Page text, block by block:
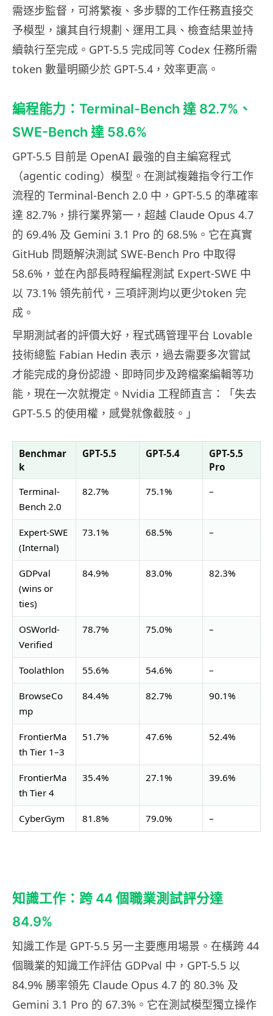
需逐步監督，可將繁複、多步驟的工作任務直接交
予模型，讓其自行規劃、運用工具、檢查結果並持
續執行至完成。GPT-5.5 完成同等 Codex 任務所需
token 數量明顯少於 GPT-5.4，效率更高。
編程能力：Terminal-Bench 達 82.7%、
SWE-Bench 達 58.6%
GPT-5.5 目前是 OpenAI 最強的自主編寫程式
（agentic coding）模型。在測試複雜指令行工作
流程的 Terminal-Bench 2.0 中，GPT-5.5 的準確率
達 82.7%，排行業界第一，超越 Claude Opus 4.7
的 69.4% 及 Gemini 3.1 Pro 的 68.5%。它在真實
GitHub 問題解決測試 SWE-Bench Pro 中取得
58.6%，並在內部長時程編程測試 Expert-SWE 中
以 73.1% 領先前代，三項評測均以更少token 完
成。
早期測試者的評價大好，程式碼管理平台 Lovable
技術總監 Fabian Hedin 表示，過去需要多次嘗試
才能完成的身份認證、即時同步及跨檔案編輯等功
能，現在一次就攪定。Nvidia 工程師直言：「失去
GPT-5.5 的使用權，感覺就像截肢。」
Benchmar
k
GPT-5.5 GPT-5.4
GPT-5.5
Pro
Terminal-
Bench 2.0
82.7% 75.1% –
Expert-SWE
(Internal)
73.1% 68.5% –
GDPval
(wins or
ties)
84.9% 83.0% 82.3%
OSWorld-
Verified
78.7% 75.0% –
Toolathlon 55.6% 54.6% –
BrowseCo
mp
84.4% 82.7% 90.1%
FrontierMa
th Tier 1–3
51.7% 47.6% 52.4%
FrontierMa
th Tier 4
35.4% 27.1% 39.6%
CyberGym 81.8% 79.0% –
知識工作：跨 44 個職業測試評分達
84.9%
知識工作是 GPT-5.5 另一主要應用場景。在橫跨 44
個職業的知識工作評估 GDPval 中，GPT-5.5 以
84.9% 勝率領先 Claude Opus 4.7 的 80.3% 及
Gemini 3.1 Pro 的 67.3%。它在測試模型獨立操作